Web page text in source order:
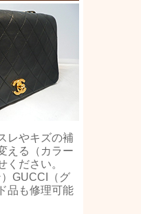
レやキズの補
える（カラー
ください。
GUCCI（グ
品も修理可能